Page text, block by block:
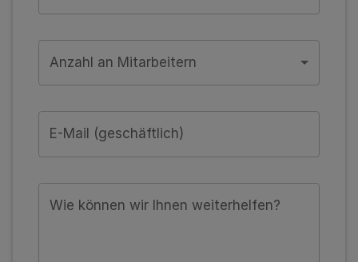
Anzahl an Mitarbeitern
E-Mail (geschäftlich)
Wie können wir Ihnen weiterhelfen?